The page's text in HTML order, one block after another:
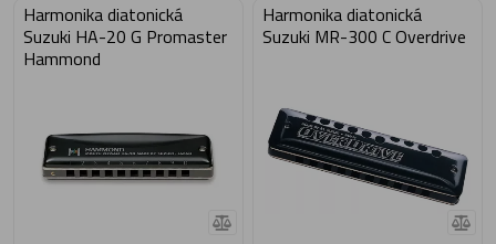
Harmonika diatonická
Suzuki HA-20 G Promaster
Hammond
Harmonika diatonická
Suzuki MR-300 C Overdrive